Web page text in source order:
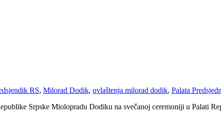
RS, Milorad Dodik, ovlaštenja milorad dodik, Palata
Srpske Miolopradu Dodiku na svečanoj ceremoniji u Palati